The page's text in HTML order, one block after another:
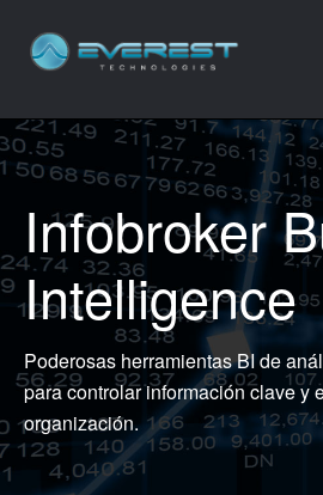
Infobroker
Intelligence
Poderosas herramientas BI de
para controlar información clave y
organización.